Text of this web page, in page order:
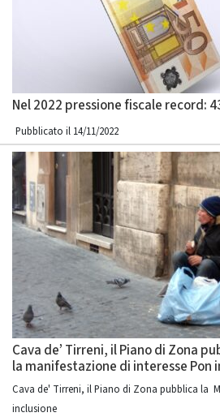
Nel 2022 pressione fiscale record:
Pubblicato il 14/11/2022
Cava de’ Tirreni, il Piano di Zona
la manifestazione di interesse Pon
Cava de' Tirreni, il Piano di Zona pubblica la
inclusione